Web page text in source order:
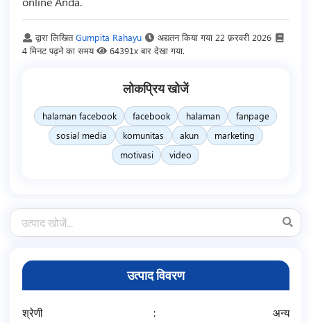
द्वारा लिखितGumpita Rahayu अद्यतन किया गया 22 फ़रवरी 2026
4 मिनट पढ़ने का समय
64391x बार देखा गया.
लोकप्रिय खोजें
halaman facebook facebook halaman
fanpage
sosial media
komunitas akun
marketing
motivasi
video
उत्पाद विवरण
श्रेणी अन्य